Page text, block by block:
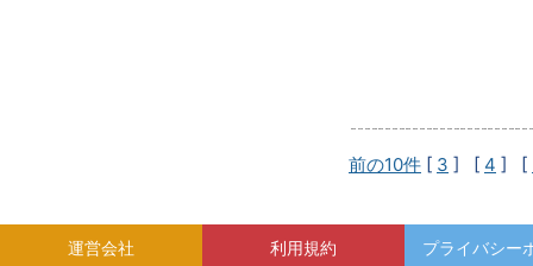
前の10件 [ 3 ] [ 4 ] [
運営会社 利用規約 プライバシー